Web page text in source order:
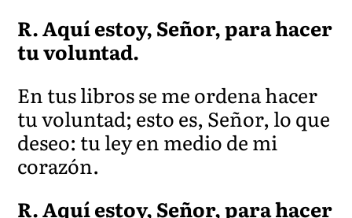
R. Aquí estoy, Señor, para hacer
tu voluntad.
En tus libros se me ordena hacer
tu voluntad; esto es, Señor, lo que
deseo: tu ley en medio de mi
corazón.
R. Aquí estoy, Señor, para hacer